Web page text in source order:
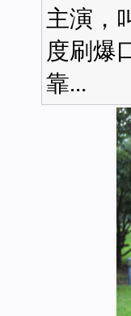
主演，
度刷爆
靠...